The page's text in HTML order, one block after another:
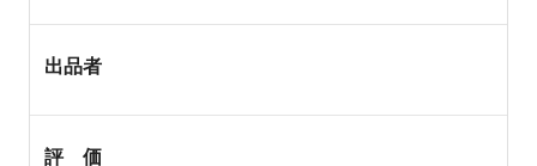
出品者
評 価